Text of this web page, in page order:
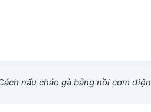
nấu cháo gà bằng nồi cơm